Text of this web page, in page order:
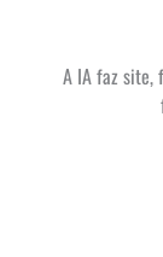
A IA faz site,